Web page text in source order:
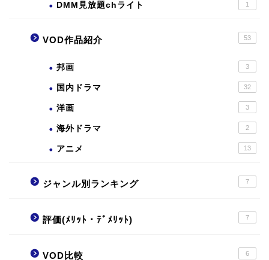
DMM見放題chライト 1
VOD作品紹介 53
邦画 3
国内ドラマ 32
洋画 3
海外ドラマ 2
アニメ 13
ジャンル別ランキング 7
評価(ﾒﾘｯﾄ・ﾃﾞﾒﾘｯﾄ) 7
VOD比較 6